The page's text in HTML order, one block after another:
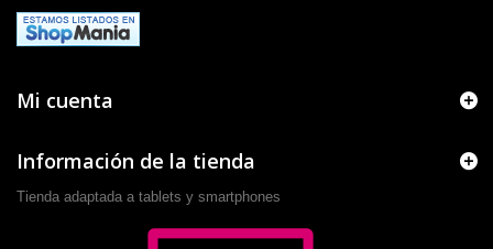
Mi cuenta
Información de la tienda
Tienda adaptada a tablets y smartphones